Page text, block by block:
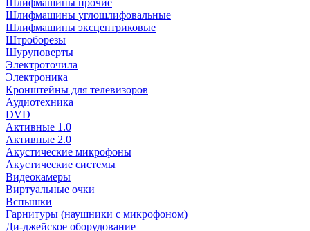
Шлифмашины прочие
Шлифмашины углошлифовальные
Шлифмашины эксцентриковые
Штроборезы
Шуруповерты
Электроточила
Электроника
Кронштейны для телевизоров
Аудиотехника
DVD
Активные 1.0
Активные 2.0
Акустические микрофоны
Акустические системы
Видеокамеры
Виртуальные очки
Вспышки
Гарнитуры (наушники с микрофоном)
Ди-джейское оборудование